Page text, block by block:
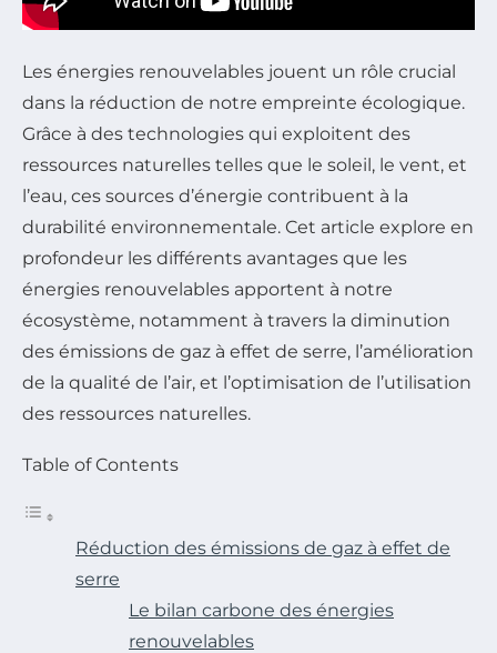
Les énergies renouvelables jouent un rôle crucial
dans la réduction de notre empreinte écologique.
Grâce à des technologies qui exploitent des
ressources naturelles telles que le soleil, le vent, et
l’eau, ces sources d’énergie contribuent à la
durabilité environnementale. Cet article explore en
profondeur les différents avantages que les
énergies renouvelables apportent à notre
écosystème, notamment à travers la diminution
des émissions de gaz à effet de serre, l’amélioration
de la qualité de l’air, et l’optimisation de l’utilisation
des ressources naturelles.
Table of Contents
Réduction des émissions de gaz à effet de
serre
Le bilan carbone des énergies
renouvelables